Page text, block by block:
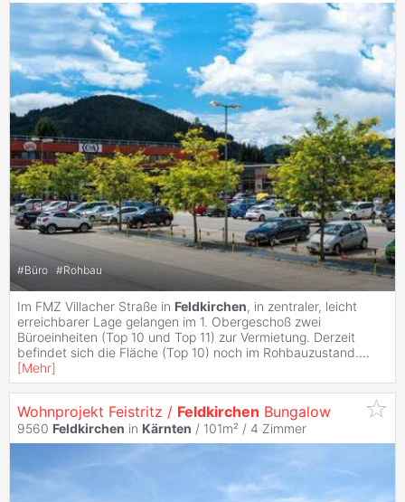
#Büro #Rohbau
Im FMZ Villacher Straße in Feldkirchen, in zentraler, leicht
erreichbarer Lage gelangen im 1. Obergeschoß zwei
Büroeinheiten (Top 10 und Top 11) zur Vermietung. Derzeit
befindet sich die Fläche (Top 10) noch im Rohbauzustand....
[Mehr]
Wohnprojekt Feistritz / Feldkirchen Bungalow
9560 Feldkirchen in Kärnten / 101m² / 4 Zimmer